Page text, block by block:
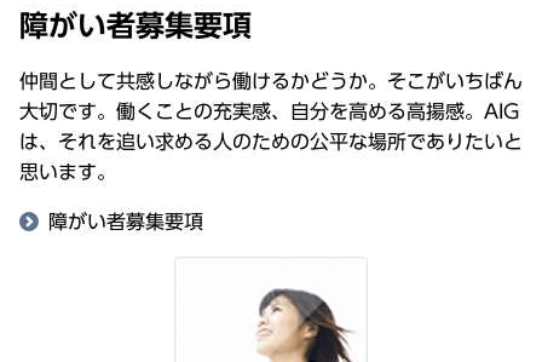
障がい者募集要項
仲間として共感しながら働けるかどうか。そこがいちばん
大切です。働くことの充実感、自分を高める高揚感。AIG
は、それを追い求める人のための公平な場所でありたいと
思います。
障がい者募集要項